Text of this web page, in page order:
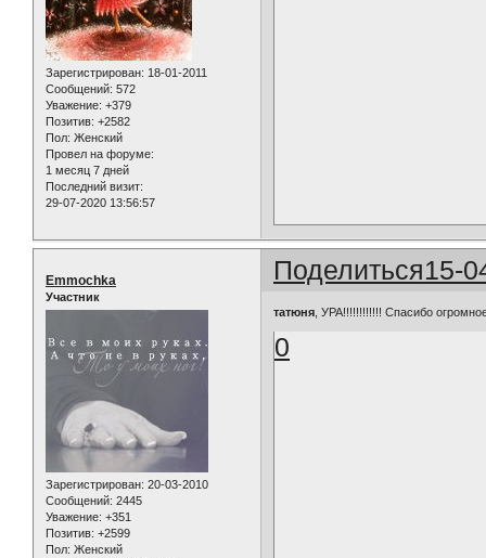
Зарегистрирован: 18-01-2011
Сообщений: 572
Уважение: +379
Позитив: +2582
Пол: Женский
Провел на форуме:
1 месяц 7 дней
Последний визит:
29-07-2020 13:56:57
Поделиться15-
Emmochka
Участник
Зарегистрирован: 20-03-2010
Сообщений: 2445
Уважение: +351
Позитив: +2599
Пол: Женский
татюня , УРА!!!!!!!!!!!! Спасибо
0